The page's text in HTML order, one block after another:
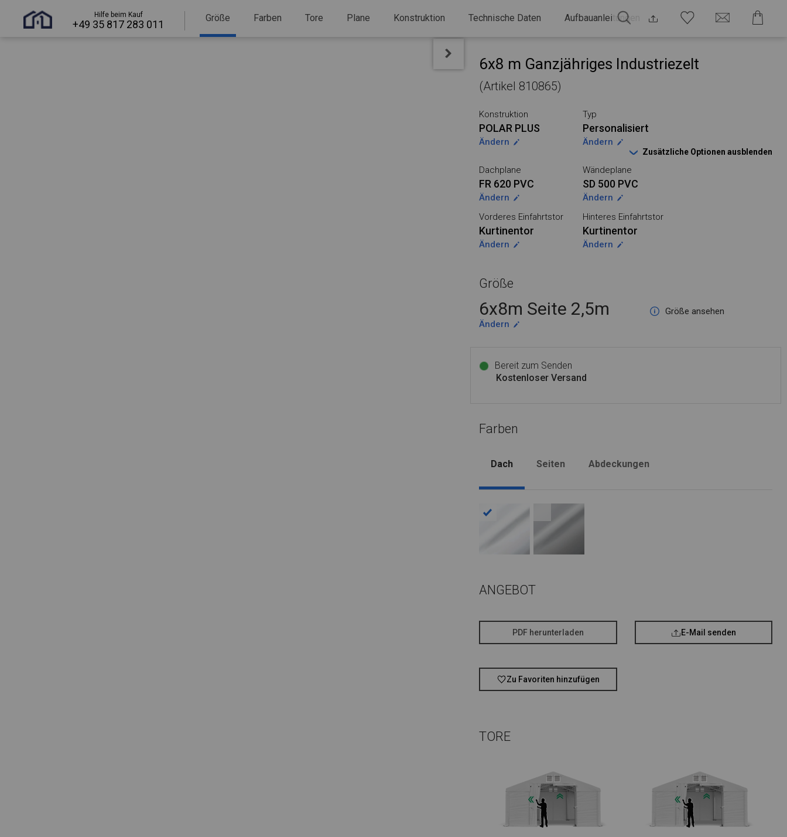
Hilfe beim Kauf
+49 35 817 283 011
Größe Farben Tore Plane Konstruktion Technische Daten Aufbauanleitungen
6x8 m Ganzjähriges Industriezelt
(Artikel 810865)
Konstruktion
POLAR PLUS
Ändern
Typ
Personalisiert
Ändern
Zusätzliche Optionen ausblenden
Dachplane
FR 620 PVC
Ändern
Wändeplane
SD 500 PVC
Ändern
Vorderes Einfahrtstor
Kurtinentor
Ändern
Hinteres Einfahrtstor
Kurtinentor
Ändern
Größe
6x8m Seite 2,5m
Größe ansehen
Ändern
Bereit zum Senden
Kostenloser Versand
Farben
Dach Seiten Abdeckungen
ANGEBOT
PDF herunterladen E-Mail senden
Zu Favoriten hinzufügen
TORE